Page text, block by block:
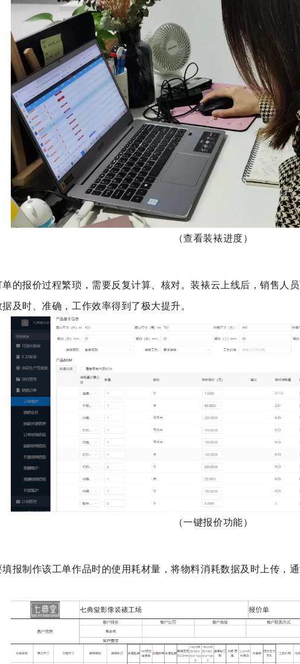
（查看装裱进度）
的报价过程繁琐，需要反复计算、核对。装裱云上线后，销售人
及时、准确，工作效率得到了极大提升。
（一键报价功能）
报制作该工单作品时的使用耗材量，将物料消耗数据及时上传，